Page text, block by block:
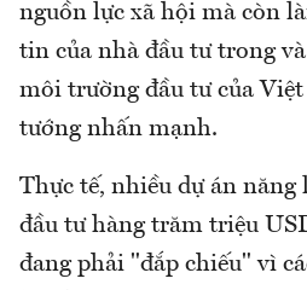
nguồn lực xã hội mà còn
tin của nhà đầu tư trong
môi trường đầu tư của
tướng nhấn mạnh.
Thực tế, nhiều dự án năng
đầu tư hàng trăm triệu
đang phải "đắp chiếu" vì